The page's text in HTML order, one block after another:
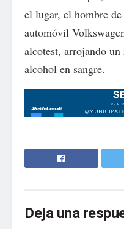
el lugar, el hombre
automóvil
alcotest, arrojando
alcohol en sangre.
Deja una